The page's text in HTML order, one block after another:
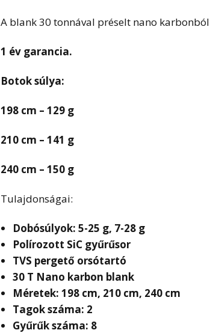
A blank 30 tonnával préselt nano
1 év garancia.
Botok súlya:
198 cm – 129 g
210 cm – 141 g
240 cm – 150 g
Tulajdonságai:
Dobósúlyok: 5-25 g, 7-28 g
Polírozott SiC gyűrűsor
TVS pergető orsótartó
30 T Nano karbon blank
Méretek: 198 cm, 210 cm, 240 cm
Tagok száma: 2
Gyűrűk száma: 8